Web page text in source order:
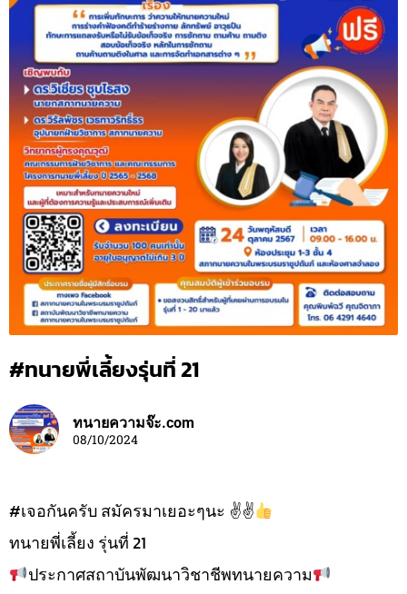
#ทนายพี่เลี้ยงรุ่นที่ 21
ทนายความจ๊ะ.com
08/10/2024
#เจอกันครับ สมัครมาเยอะๆนะ ✌✌
ทนายพี่เลี้ยง รุ่นที่ 21
ประกาศสถาบันพัฒนาวิชาชีพทนายความ